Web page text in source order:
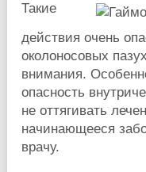
Такие
действия очень
околоносовых
внимания.
опасность
не оттягивать
начинающееся
врачу.